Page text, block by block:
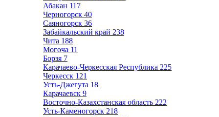
Абакан 117
Черногорск 40
Саяногорск 36
Забайкальский край 238
Чита 188
Могоча 11
Борзя 7
Карачаево-Черкесская Республика 225
Черкесск 121
Усть-Джегута 18
Карачаевск 9
Восточно-Казахстанская область 222
Усть-Каменогорск 218